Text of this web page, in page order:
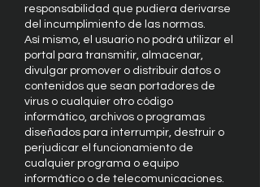
responsabilidad que pudiera derivarse
del incumplimiento de las normas.
Así mismo, el usuario no podrá utilizar el
portal para transmitir, almacenar,
divulgar promover o distribuir datos o
contenidos que sean portadores de
virus o cualquier otro código
informático, archivos o programas
diseñados para interrumpir, destruir o
perjudicar el funcionamiento de
cualquier programa o equipo
informático o de telecomunicaciones.